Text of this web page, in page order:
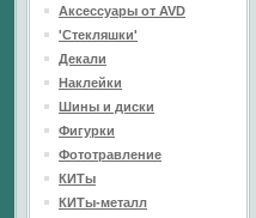
Аксессуары от AVD
'Стекляшки'
Декали
Наклейки
Шины и диски
Фигурки
Фототравление
КИТы
КИТы-металл